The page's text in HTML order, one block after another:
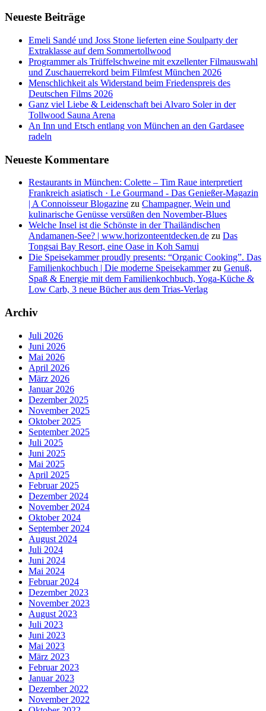
Neueste Beiträge
Emeli Sandé und Joss Stone lieferten eine Soulparty der
Extraklasse auf dem Sommertollwood
Programmer als Trüffelschweine mit exzellenter Filmauswahl
und Zuschauerrekord beim Filmfest München 2026
Menschlichkeit als Widerstand beim Friedenspreis des
Deutschen Films 2026
Ganz viel Liebe & Leidenschaft bei Alvaro Soler in der
Tollwood Sauna Arena
An Inn und Etsch entlang von München an den Gardasee
radeln
Neueste Kommentare
Restaurants in München: Colette – Tim Raue interpretiert
Frankreich asiatisch · Le Gourmand - Das Genießer-Magazin
| A Connoisseur Blogazine zu Champagner, Wein und
kulinarische Genüsse versüßen den November-Blues
Welche Insel ist die Schönste in der Thailändischen
Andamanen-See? | www.horizonteentdecken.de zu Das
Tongsai Bay Resort, eine Oase in Koh Samui
Die Speisekammer proudly presents: “Organic Cooking”. Das
Familienkochbuch | Die moderne Speisekammerzu Genuß,
Spaß & Energie mit dem Familienkochbuch, Yoga-Küche &
Low Carb, 3 neue Bücher aus dem Trias-Verlag
Archiv
Juli 2026
Juni 2026
Mai 2026
April 2026
März 2026
Januar 2026
Dezember 2025
November 2025
Oktober 2025
September 2025
Juli 2025
Juni 2025
Mai 2025
April 2025
Februar 2025
Dezember 2024
November 2024
Oktober 2024
September 2024
August 2024
Juli 2024
Juni 2024
Mai 2024
Februar 2024
Dezember 2023
November 2023
August 2023
Juli 2023
Juni 2023
Mai 2023
März 2023
Februar 2023
Januar 2023
Dezember 2022
November 2022